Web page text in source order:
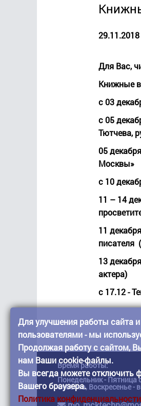
29.11.2018
Для Вас,
Книжные
с 03
с 05
Тютчева,
05
Москвы»
с 10
11 – 14
11
писателя
13
актера)
с 17.12 -
Время работы:
Понедельник - Пятница
Суббота, Воскресенье -
Для улучшения работы сайта
пользователями - мы
Продолжая работу с сайтом,
нам Ваши cookie-файлы.
Вы всегда можете отключить
Вашего браузера.
Политика конфиденциальности